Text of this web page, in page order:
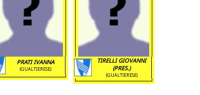
PRATI IVANNA
(GUALTIERESE)
TIRELLI GIOVANNI
(PRES.)
(GUALTIERESE)